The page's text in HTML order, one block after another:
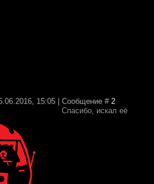
15:05 | Сообщение #2
Спасибо, искал её